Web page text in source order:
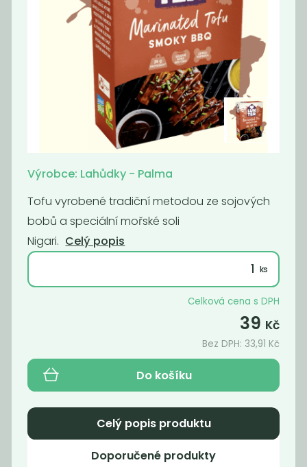
cibulkou...
Cibulové čatní s
červeným...
65Kč 21Kč
Akce -68%
vegan, 140 g
59Kč
Výrobce: Lahůdky - Palma
Tofu vyrobené tradiční metodou ze sojových
bobů a speciální mořské soli
Nigari. Celý popis
Celková cena s DPH
39 Kč
Bez DPH:33,91 Kč
Do košíku
Celý popis produktu
Doporučené produkty